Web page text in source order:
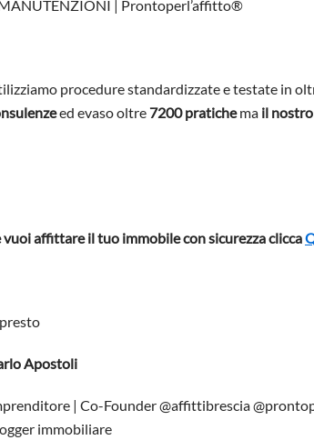
| Prontoperl’affitto®
procedure standardizzate e testate in
ed evaso oltre 7200 pratichema il
vuoi affittare il tuo immobile con sicurezza clicca
Apostoli
| Co-Founder @affittibrescia
immobiliare